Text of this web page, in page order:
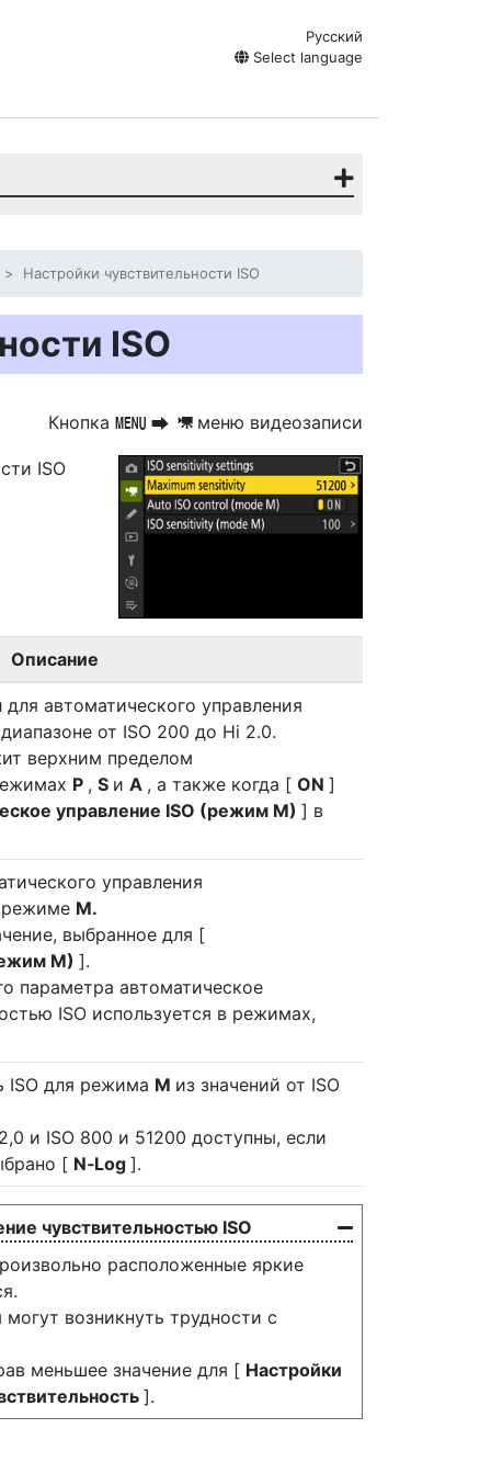
Русский
Select language
Настройки чувствительности ISO
ISO
Кнопка G U 1 меню видеозаписи
ISO
Описание
автоматического управления
от ISO 200 до Hi 2.0.
верхним пределом
P , S и A , а также когда [ ON ]
управление ISO (режим M) ] в
управления
режиме M.
выбранное для [
M) ].
параметра автоматическое
ISO используется в режимах,
ISO для режима M из значений от ISO
и ISO 800 и 51200 доступны, если
[ N‑Log ].
чувствительностью ISO
расположенные яркие
возникнуть трудности с
меньшее значение для [ Настройки
].